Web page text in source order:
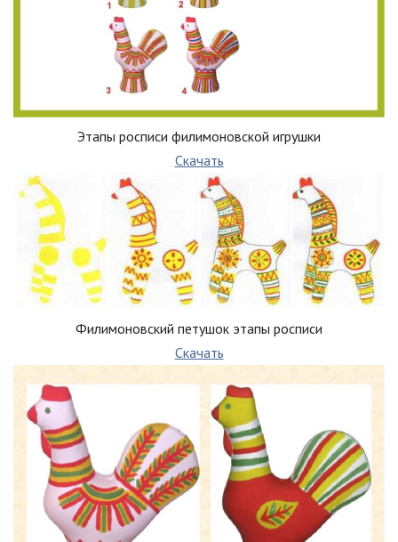
Этапы росписи филимоновской игрушки
Скачать
Филимоновский петушок этапы росписи
Скачать